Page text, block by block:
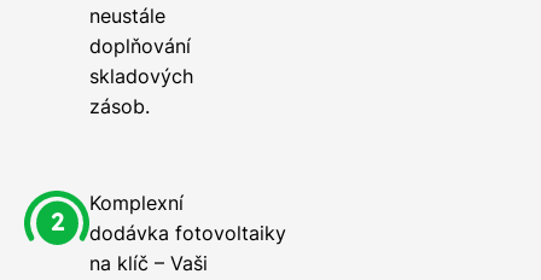
neustále
doplňování
skladových
zásob.
Komplexní
dodávka fotovoltaiky
na klíč – Vaši